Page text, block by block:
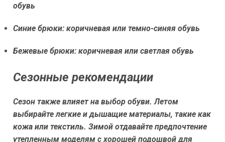
обувь
Синие брюки: коричневая или темно-синяя обувь
Бежевые брюки: коричневая или светлая обувь
Сезонные рекомендации
Сезон также влияет на выбор обуви. Летом
выбирайте легкие и дышащие материалы, такие как
кожа или текстиль. Зимой отдавайте предпочтение
утепленным моделям с хорошей подошвой для